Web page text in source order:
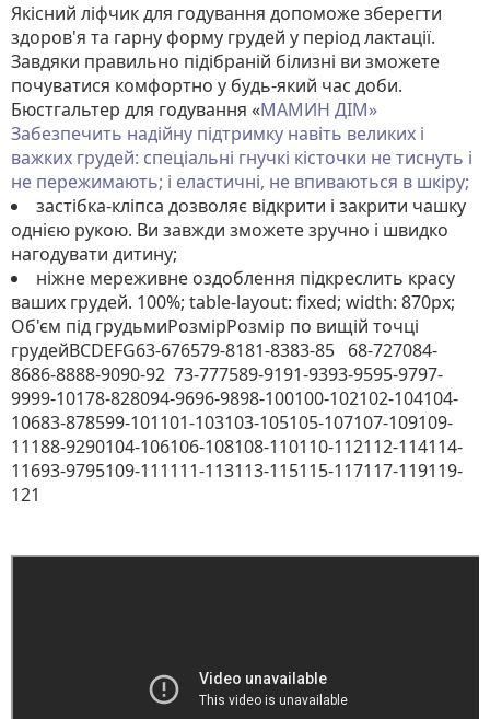
Якісний ліфчик для годування допоможе зберегти
здоров'я та гарну форму грудей у ​​період лактації.
Завдяки правильно підібраній білизні ви зможете
почуватися комфортно у будь-який час доби.
Бюстгальтер для годування «МАМИН ДІМ»
Забезпечить надійну підтримку навіть великих і
важких грудей: спеціальні гнучкі кісточки не тиснуть і
не пережимають; і еластичні, не впиваються в шкіру;
застібка-кліпса дозволяє відкрити і закрити чашку
однією рукою. Ви завжди зможете зручно і швидко
нагодувати дитину;
ніжне мереживне оздоблення підкреслить красу
ваших грудей. 100%; table-layout: fixed; width: 870px;
Об'єм під грудьмиРозмірРозмір по вищій точці
грудейBCDEFG63-676579-8181-8383-85 68-727084-
8686-8888-9090-92 73-777589-9191-9393-9595-9797-
9999-10178-828094-9696-9898-100100-102102-104104-
10683-878599-101101-103103-105105-107107-109109-
11188-9290104-106106-108108-110110-112112-114114-
11693-9795109-111111-113113-115115-117117-119119-
121